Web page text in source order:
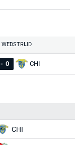
WEDSTRIJD
- 0 CHI
CHI